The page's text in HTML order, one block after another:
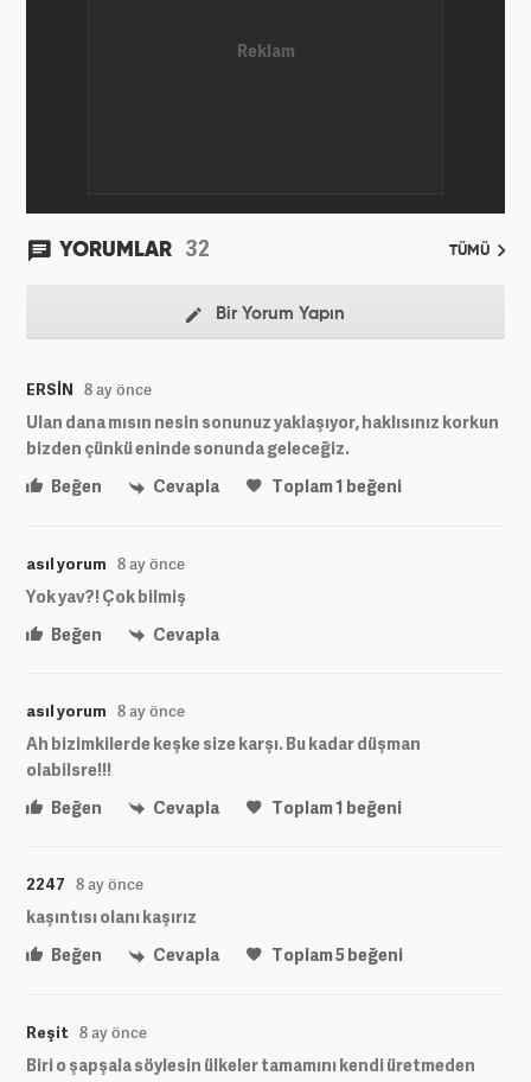
AKŞAM Gazetesi’nde başlayan Yoncalık, Eylül
YORUMLAR 32 TÜMÜ
Bir Yorum Yapın
ERSİN 8 ay önce
Ulan dana mısın nesin sonunuz yaklaşıyor, haklısınız korkun
bizden çünkü eninde sonunda geleceğiz.
Beğen
Cevapla Toplam1 beğeni
asıl yorum 8 ay önce
Yok yav?! Çok bilmiş
Beğen
Cevapla
asıl yorum 8 ay önce
Ah bizimkilerde keşke size karşı. Bu kadar düşman
olabilsre!!!
Beğen
Cevapla Toplam1 beğeni
2247 8 ay önce
kaşıntısı olanı kaşırız
Beğen
Cevapla Toplam5beğeni
Reşit 8 ay önce
Biri o şapşala söylesin ülkeler tamamını kendi üretmeden